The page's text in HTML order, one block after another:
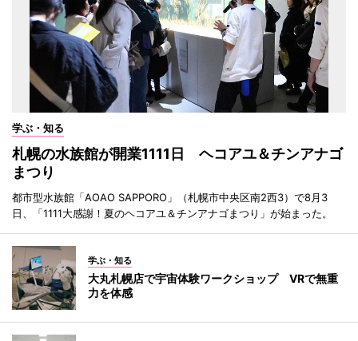
学ぶ・知る
札幌の水族館が開業1111日 ヘコアユ＆チンアナゴ
まつり
都市型水族館「AOAO SAPPORO」（札幌市中央区南2西3）で8月3
日、「1111大感謝！夏のヘコアユ＆チンアナゴまつり」が始まった。
学ぶ・知る
大丸札幌店で宇宙体験ワークショップ VRで無重
力を体感